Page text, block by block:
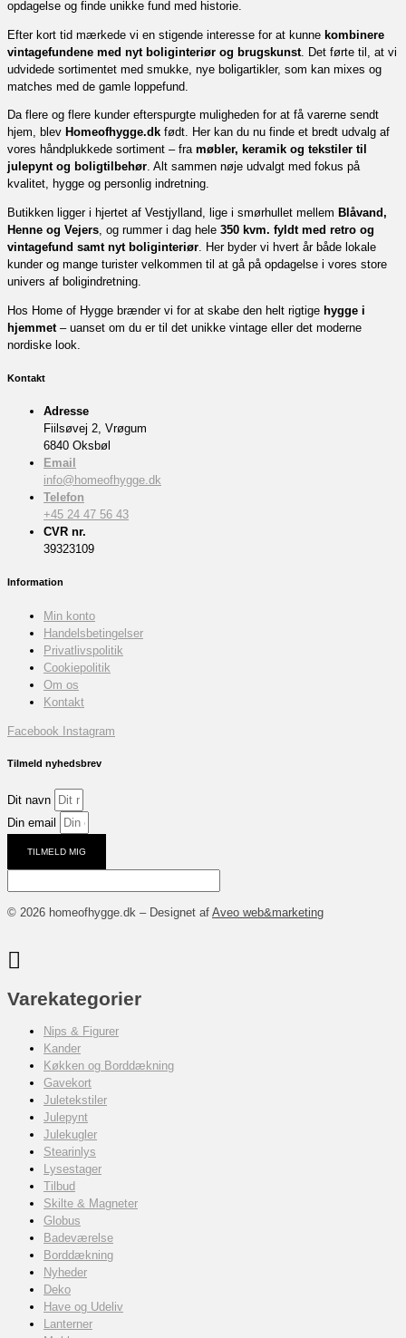
opdagelse og finde unikke fund med historie.
Efter kort tid mærkede vi en stigende interesse for at kunne kombinere
vintagefundene med nyt boliginteriør og brugskunst . Det førte til, at vi
udvidede sortimentet med smukke, nye boligartikler, som kan mixes og
matches med de gamle loppefund.
Da flere og flere kunder efterspurgte muligheden for at få varerne sendt
hjem, blev Homeofhygge.dk født. Her kan du nu finde et bredt udvalg af
vores håndplukkede sortiment – fra møbler, keramik og tekstiler til
julepynt og boligtilbehør. Alt sammen nøje udvalgt med fokus på
kvalitet, hygge og personlig indretning.
Butikken ligger i hjertet af Vestjylland, lige i smørhullet mellem Blåvand,
Henne og Vejers, og rummer i dag hele 350 kvm. fyldt med retro og
vintagefund samt nyt boliginteriør. Her byder vi hvert år både lokale
kunder og mange turister velkommen til at gå på opdagelse i vores store
univers af boligindretning.
Hos Home of Hygge brænder vi for at skabe den helt rigtige hygge i
hjemmet – uanset om du er til det unikke vintage eller det moderne
nordiske look.
Kontakt
Adresse
Fiilsøvej 2, Vrøgum
6840 Oksbøl
Email
info@homeofhygge.dk
Telefon
+45 24 47 56 43
CVR nr.
39323109
Information
Min konto
Handelsbetingelser
Privatlivspolitik
Cookiepolitik
Om os
Kontakt
Facebook Instagram
Tilmeld nyhedsbrev
Dit navn
Din email
TILMELD MIG
© 2026 homeofhygge.dk – Designet af Aveo web&marketing
Varekategorier
Nips & Figurer
Kander
Køkken og Borddækning
Gavekort
Juletekstiler
Julepynt
Julekugler
Stearinlys
Lysestager
Tilbud
Skilte & Magneter
Globus
Badeværelse
Borddækning
Nyheder
Deko
Have og Udeliv
Lanterner